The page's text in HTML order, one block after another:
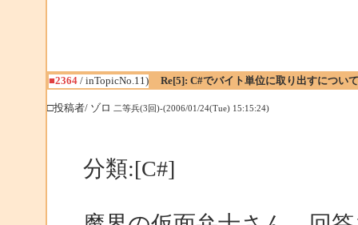
■2364/ inTopicNo.11) Re[5]: C#でバイト単位に取り出すについて
□投稿者/ ゾロ 二等兵(3回)-(2006/01/24(Tue) 15:15:24)
分類:[C#]